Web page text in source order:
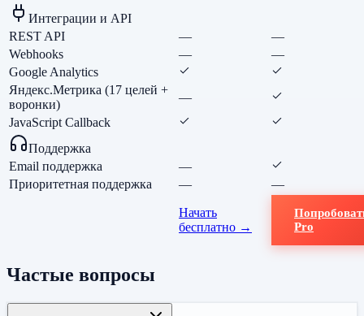
Интеграции и API
REST API
—
—
Webhooks
—
—
Google Analytics
Яндекс.Метрика (17 целей +
воронки)
—
JavaScript Callback
Поддержка
Email поддержка
—
Приоритетная поддержка
— —
Начать
бесплатно →
Pro
Частые вопросы